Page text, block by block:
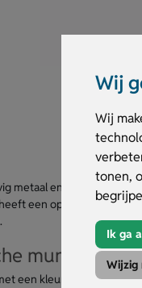
Wij
Wij
tonen,
Ik ga
Wijzig
metaal en houdt het
een opvallend
munthouder
een kleurrijk ontwerp